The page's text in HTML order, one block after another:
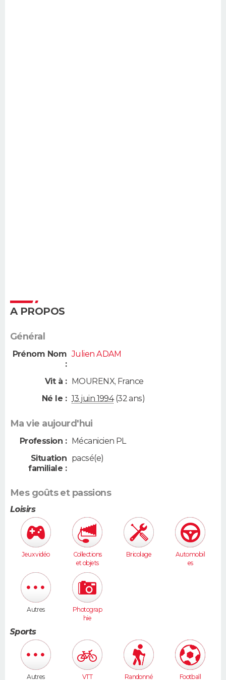
A PROPOS
Général
Prénom Nom
:
Julien ADAM
Vit à : MOURENX, France
Né le : 13 juin 1994(32 ans)
Ma vie aujourd'hui
Profession : Mécanicien PL
Situation
familiale :
pacsé(e)
Mes goûts et passions
Loisirs
Jeux vidéo
Collections
et objets
anciens
Bricolage
Automobil
es
Autres
Photograp
hie
Sports
Autres VTT
Randonné
Football